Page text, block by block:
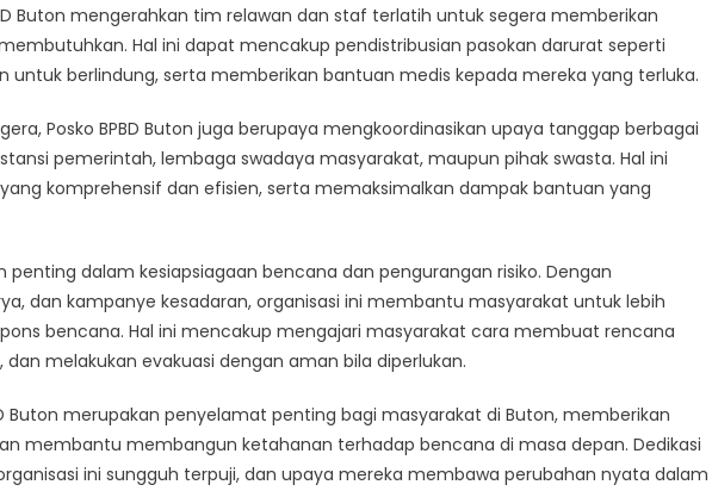
Buton mengerahkan tim relawan dan staf terlatih untuk segera memberikan
Hal ini dapat mencakup pendistribusian pasokan darurat seperti
untuk berlindung, serta memberikan bantuan medis kepada mereka yang terluka.
Posko BPBD Buton juga berupaya mengkoordinasikan upaya tanggap berbagai
pemerintah, lembaga swadaya masyarakat, maupun pihak swasta. Hal ini
komprehensif dan efisien, serta memaksimalkan dampak bantuan yang
penting dalam kesiapsiagaan bencana dan pengurangan risiko. Dengan
dan kampanye kesadaran, organisasi ini membantu masyarakat untuk lebih
bencana. Hal ini mencakup mengajari masyarakat cara membuat rencana
melakukan evakuasi dengan aman bila diperlukan.
Buton merupakan penyelamat penting bagi masyarakat di Buton, memberikan
membantu membangun ketahanan terhadap bencana di masa depan. Dedikasi
ini sungguh terpuji, dan upaya mereka membawa perubahan nyata dalam